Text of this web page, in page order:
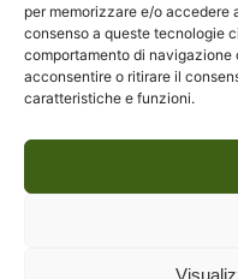
per memorizzare e/o accedere
consenso a queste tecnologie
comportamento di navigazione
acconsentire o ritirare il
caratteristiche e funzioni.